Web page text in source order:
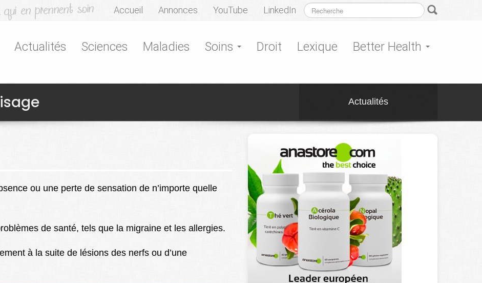
Accueil Annonces YouTube LinkedIn
Actualités Sciences Maladies Soins Droit Lexique Better Health
Actualités
ou une perte de sensation de n’importe quelle
de santé, tels que la migraine et les allergies.
à la suite de lésions des nerfs ou d’une